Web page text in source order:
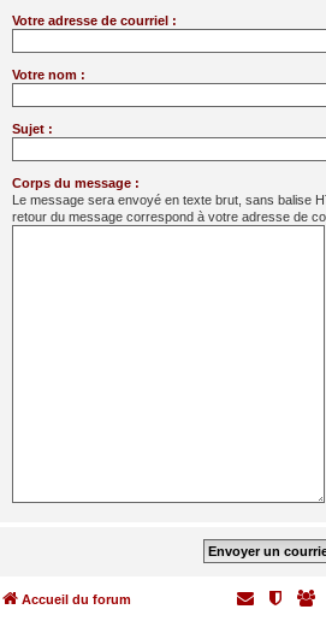
Votre adresse de courriel :
Votre nom :
Sujet :
Corps du message :
Le message sera envoyé en texte brut, sans balise
retour du message correspond à votre adresse de
Accueil du forum